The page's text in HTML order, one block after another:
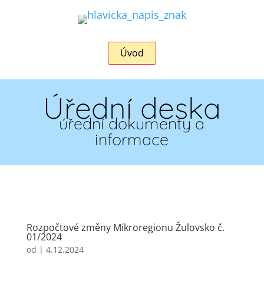
Úvod
Úřední deska
úřední dokumenty a
informace
Rozpočtové změny Mikroregionu Žulovsko č.
01/2024
od | 4.12.2024